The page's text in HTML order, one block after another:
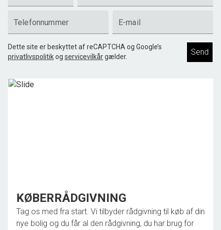
Telefonnummer E-mail
Dette site er beskyttet af reCAPTCHA og Google’s
privatlivspolitikog servicevilkårgælder. Send
KØBERRÅDGIVNING
Tag os med fra start. Vi tilbyder rådgivning til køb af din
nye bolig og du får al den rådgivning, du har brug for